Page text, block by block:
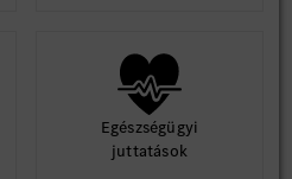
Egészségügyi
juttatások